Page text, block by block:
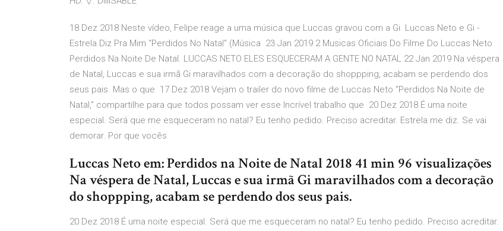
18 Dez 2018 Neste vídeo, Felipe reage a uma música que Luccas gravou com a Gi. Luccas Neto e Gi -
Estrela Diz Pra Mim “Perdidos No Natal” (Música 23 Jan 2019 2 Musicas Oficiais Do Filme Do Luccas Neto
Perdidos Na Noite De Natal. LUCCAS NETO ELES ESQUECERAM A GENTE NO NATAL 22 Jan 2019 Na véspera
de Natal, Luccas e sua irmã Gi maravilhados com a decoração do shoppping, acabam se perdendo dos
seus pais. Mas o que 17 Dez 2018 Vejam o trailer do novo filme de Luccas Neto "Perdidos Na Noite de
Natal," compartilhe para que todos possam ver esse Incrível trabalho que 20 Dez 2018 É uma noite
especial. Será que me esqueceram no natal? Eu tenho pedido. Preciso acreditar. Estrela me diz. Se vai
demorar. Por que vocês
Luccas Neto em: Perdidos na Noite de Natal 2018 41 min 96 visualizações
Na véspera de Natal, Luccas e sua irmã Gi maravilhados com a decoração
do shoppping, acabam se perdendo dos seus pais.
20 Dez 2018 É uma noite especial. Será que me esqueceram no natal? Eu tenho pedido. Preciso acreditar.